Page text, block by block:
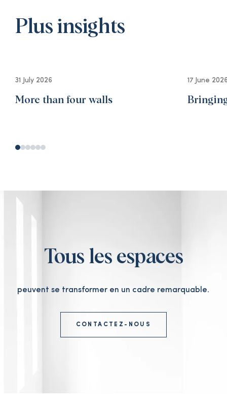
Plus insights
31 July 2026
More than four walls
17 June
Tous les espaces
peuvent se transformer en un cadre remarquable.
CONTACTEZ-NOUS